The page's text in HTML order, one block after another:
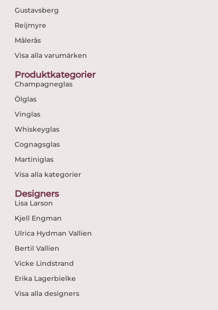
Gustavsberg
Reijmyre
Målerås
Visa alla varumärken
Produktkategorier
Champagneglas
Ölglas
Vinglas
Whiskeyglas
Cognagsglas
Martiniglas
Visa alla kategorier
Designers
Lisa Larson
Kjell Engman
Ulrica Hydman Vallien
Bertil Vallien
Vicke Lindstrand
Erika Lagerbielke
Visa alla designers